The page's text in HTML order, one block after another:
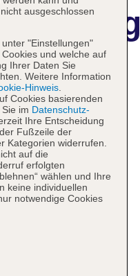
Rezeption ist
Eine
eine
ein Spielzimmer,
Faxgerät stehen
Per WLAN
Internet.
Ausflügen wird
ausgeschlossen
"Einstellungen"
und welche auf
Ihrer Daten Sie
Weitere Information
Hinweis.
Cookies basierenden
im Datenschutz-
Ihre Entscheidung
Fußzeile der
Kategorien widerrufen.
auf die
erfolgten
wählen und Ihre
keine individuellen
notwendige Cookies